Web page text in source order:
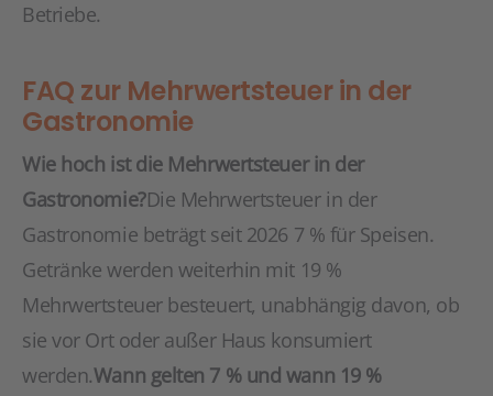
Betriebe.
FAQ zur Mehrwertsteuer in der
Gastronomie
Wie hoch ist die Mehrwertsteuer in der
Gastronomie?Die Mehrwertsteuer in der
Gastronomie beträgt seit 2026 7 % für Speisen.
Getränke werden weiterhin mit 19 %
Mehrwertsteuer besteuert, unabhängig davon, ob
sie vor Ort oder außer Haus konsumiert
werden.Wann gelten 7 % und wann 19 %